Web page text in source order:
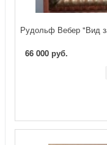
Рудольф Вебер "Вид
66 000 руб.